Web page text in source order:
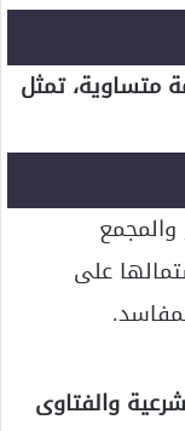
متساوية، تمثل
على
والفتاوى